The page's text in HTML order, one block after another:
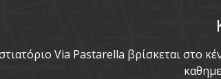
Via Pastarella βρίσκεται στο